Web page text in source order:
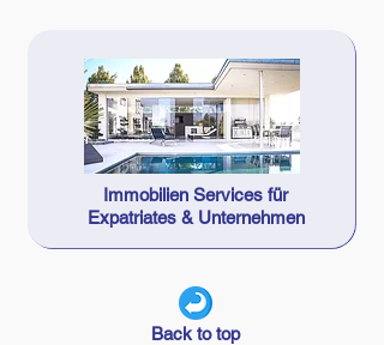
Immobilien Services für
Expatriates & Unternehmen
Back to top